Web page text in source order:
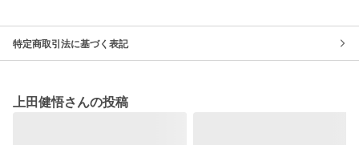
特定商取引法に基づく表記
上田健悟さんの投稿